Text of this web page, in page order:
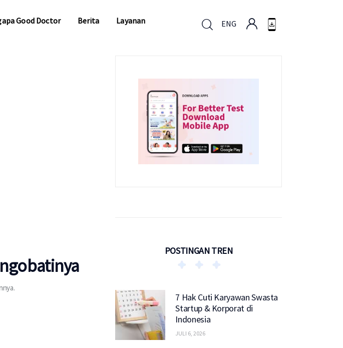
Good Doctor Berita Layanan ENG
POSTINGAN TREN
7 Hak Cuti Karyawan Swasta
Startup & Korporat di
Indonesia
JULI 6, 2026